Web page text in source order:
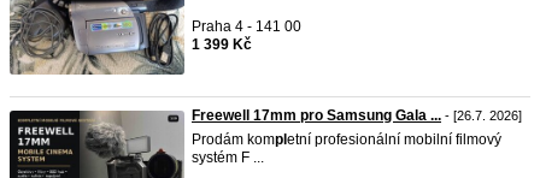
Praha 4 - 141 00
1 399 Kč
Freewell 17mm pro Samsung Gala ... - [26.7. 2026]
Prodám kompl etní profesionální mobilní filmový
systém F ...